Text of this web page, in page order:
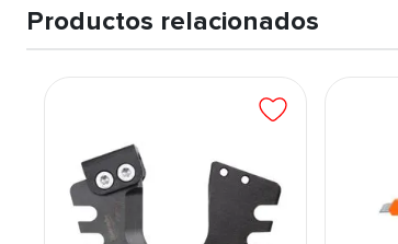
sin interrupciones, aumentando la eficiencia y
Por qué comprar:
Cortes precisos y detallados:Su diseño de
trabajos que requieren atención al detalle,
Comodidad y facilidad de uso:
durante su uso prolongado, lo que mejora la
Durabilidad y alta performance:
Gracias a
proporciona un rendimiento confiable a
exigentes.
Productos relacionados